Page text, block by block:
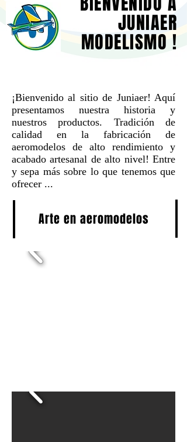
JUNIAER
MODELISMO !
¡Bienvenido al sitio de Juniaer! Aquí
presentamos nuestra historia y
nuestros productos. Tradición de
calidad en la fabricación de
aeromodelos de alto rendimiento y
acabado artesanal de alto nivel! Entre
y sepa más sobre lo que tenemos que
ofrecer ...
Arte en aeromodelos